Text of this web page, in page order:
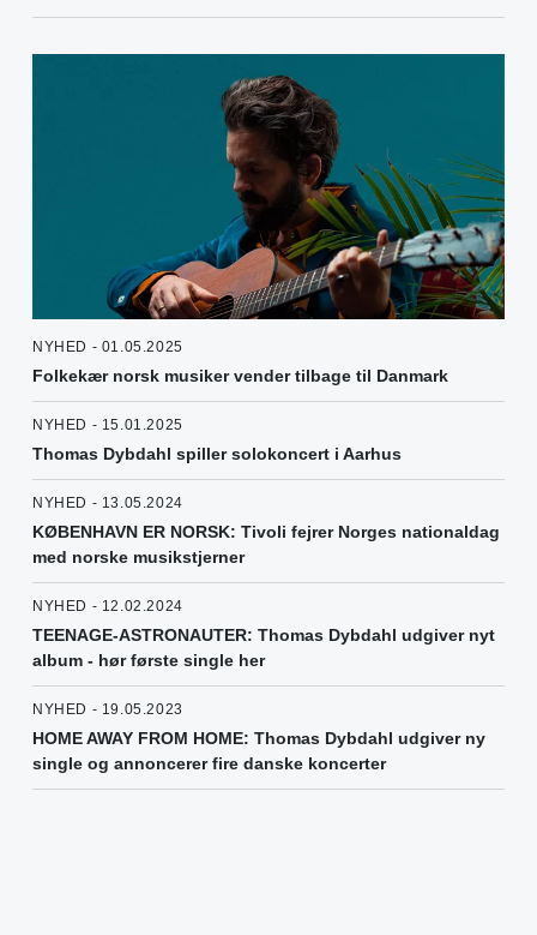
NYHED - 01.05.2025
Folkekær norsk musiker vender tilbage til Danmark
NYHED - 15.01.2025
Thomas Dybdahl spiller solokoncert i Aarhus
NYHED - 13.05.2024
KØBENHAVN ER NORSK: Tivoli fejrer Norges nationaldag
med norske musikstjerner
NYHED - 12.02.2024
TEENAGE-ASTRONAUTER: Thomas Dybdahl udgiver nyt
album - hør første single her
NYHED - 19.05.2023
HOME AWAY FROM HOME: Thomas Dybdahl udgiver ny
single og annoncerer fire danske koncerter